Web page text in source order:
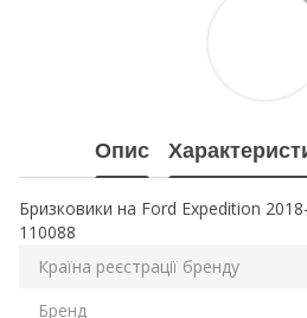
Опис
Бризковики на Ford Expedition
110088
Країна реєстрації бренду
Бренд